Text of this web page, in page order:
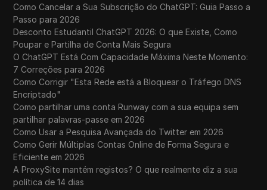
Como Cancelar a Sua Subscrição do ChatGPT: Guia Passo a
Passo para 2026
Desconto Estudantil ChatGPT 2026: O que Existe, Como
Poupar e Partilha de Conta Mais Segura
O ChatGPT Está Com Capacidade Máxima Neste Momento:
7 Correções para 2026
Como Corrigir "Esta Rede está a Bloquear o Tráfego DNS
Encriptado"
Como partilhar uma conta Runway com a sua equipa sem
partilhar palavras-passe em 2026
Como Usar a Pesquisa Avançada do Twitter em 2026
Como Gerir Múltiplas Contas Online de Forma Segura e
Eficiente em 2026
A ProxySite mantém registos? O que realmente diz a sua
política de 14 dias